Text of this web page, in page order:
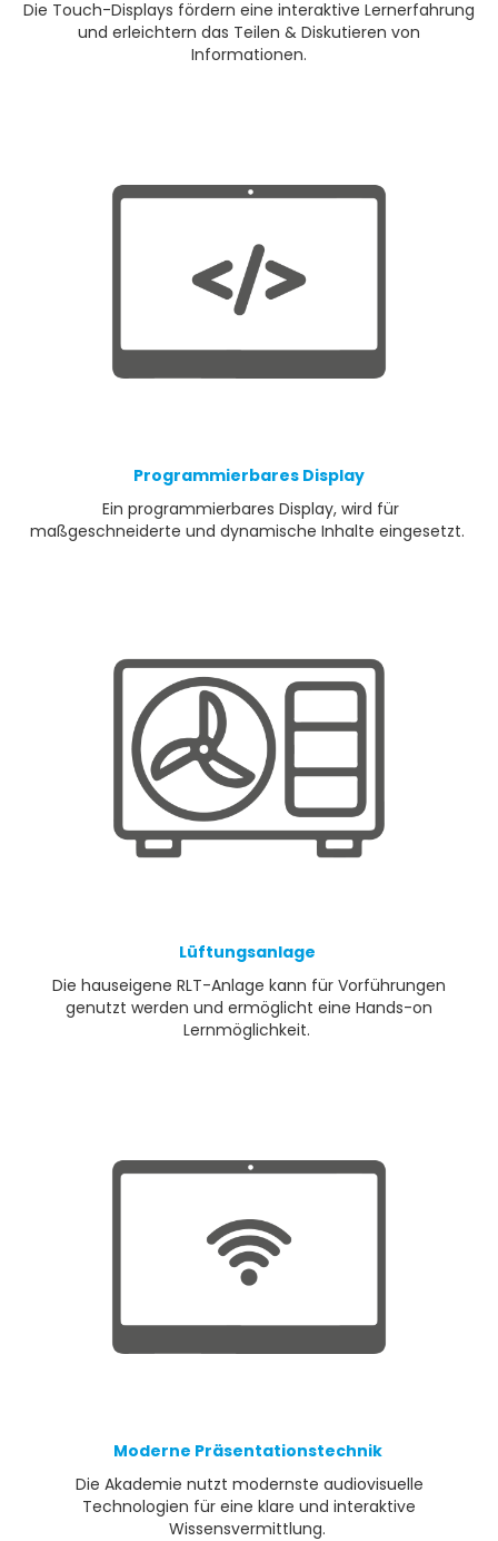
Die Touch-Displays fördern eine interaktive Lernerfahrung
und erleichtern das Teilen & Diskutieren von
Informationen.
Programmierbares Display
Ein programmierbares Display, wird für
maßgeschneiderte und dynamische Inhalte eingesetzt.
Lüftungsanlage
Die hauseigene RLT-Anlage kann für Vorführungen
genutzt werden und ermöglicht eine Hands-on
Lernmöglichkeit.
Moderne Präsentationstechnik
Die Akademie nutzt modernste audiovisuelle
Technologien für eine klare und interaktive
Wissensvermittlung.